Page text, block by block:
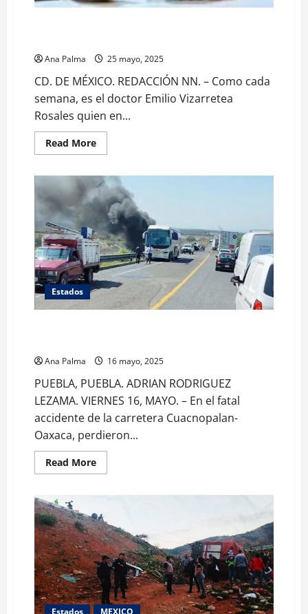
Ana Palma 25 mayo, 2025
CD. DE MÉXICO. REDACCIÓN NN. – Como cada
semana, es el doctor Emilio Vizarretea
Rosales quien en...
Read MoreRead
more
los
homicidios
de
dos
funcionarios
y
el
accidente
del
Buque
Escuela
Cuauhtémoc
Estados
Ana Palma 16 mayo, 2025
PUEBLA, PUEBLA. ADRIAN RODRIGUEZ
LEZAMA. VIERNES 16, MAYO. – En el fatal
accidente de la carretera Cuacnopalan-
Oaxaca, perdieron...
Read MoreRead
more
cobra
la
vida
de
maestros
y
militares
Estados MEXICO